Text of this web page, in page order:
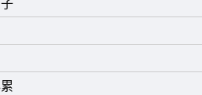
往，不畏将来，笑对生活中的风
一天都是自己喜欢的模样。